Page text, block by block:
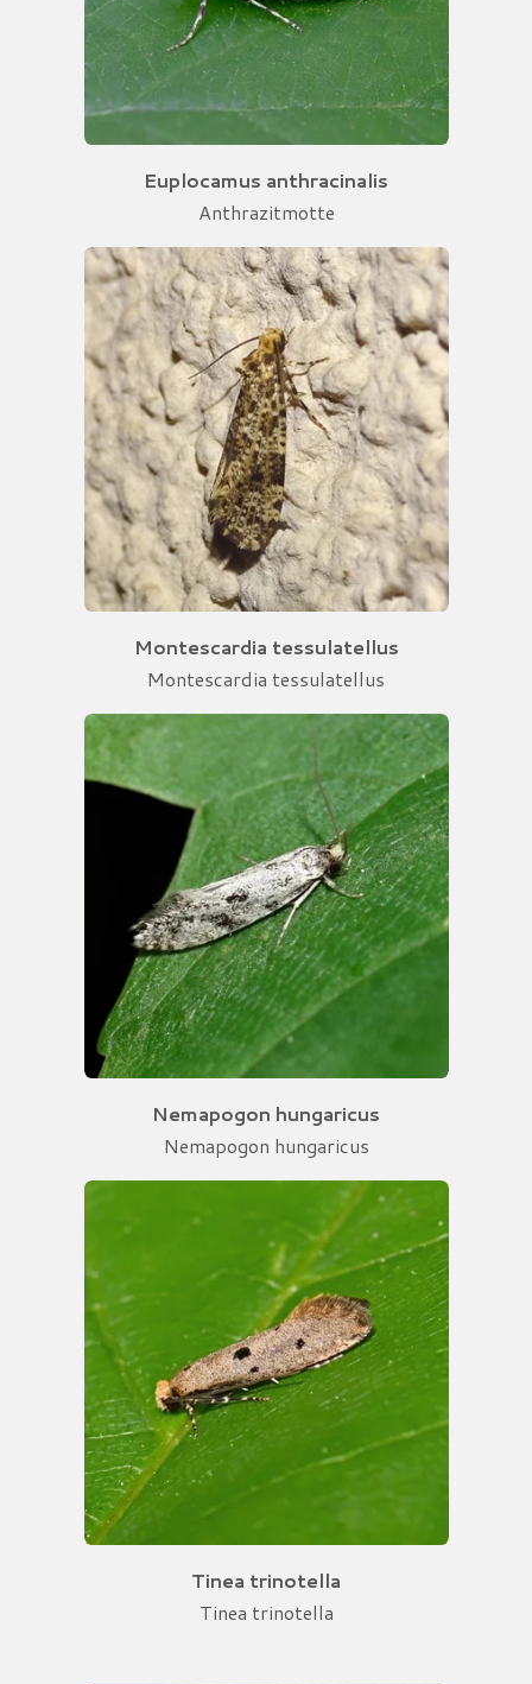
Euplocamus anthracinalis
Anthrazitmotte
Montescardia tessulatellus
Montescardia tessulatellus
Nemapogon hungaricus
Nemapogon hungaricus
Tinea trinotella
Tinea trinotella